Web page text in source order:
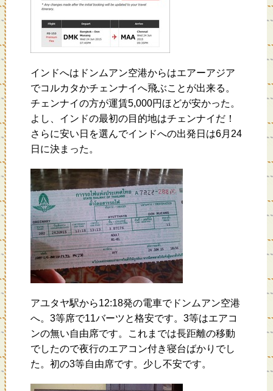
インドへはドンムアン空港からはエアーアジア
でコルカタかチェンナイへ飛ぶことが出来る。
チェンナイの方が運賃5,000円ほどが安かった。
よし、インドの最初の目的地はチェンナイだ！
さらに安い日を選んでインドへの出発日は6月24
日に決まった。
アユタヤ駅から12:18発の電車でドンムアン空港
へ。3等席で11バーツと格安です。3等はエアコ
ンの無い自由席です。これまでは長距離の移動
でしたので夜行のエアコン付き寝台ばかりでし
た。初の3等自由席です。少し不安です。